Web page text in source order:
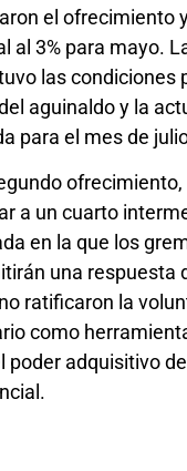
el ofrecimiento
al 3% para mayo.
las condiciones
aguinaldo y la
para el mes de
a un cuarto
en la que los
una respuesta
ratificaron la
como
poder adquisitivo